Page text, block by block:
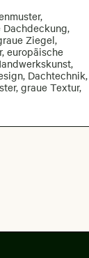
Ziegel,
europäische
Dachtechnik,
graue Textur,